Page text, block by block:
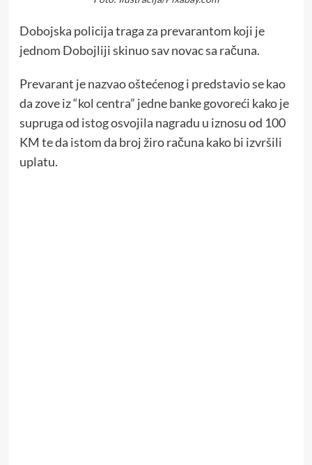
Dobojska policija traga za prevarantom koji je
jednom Dobojliji skinuo sav novac sa računa.
Prevarant je nazvao oštećenog i predstavio se kao
da zove iz “kol centra” jedne banke govoreći kako je
supruga od istog osvojila nagradu u iznosu od 100
KM te da istom da broj žiro računa kako bi izvršili
uplatu.